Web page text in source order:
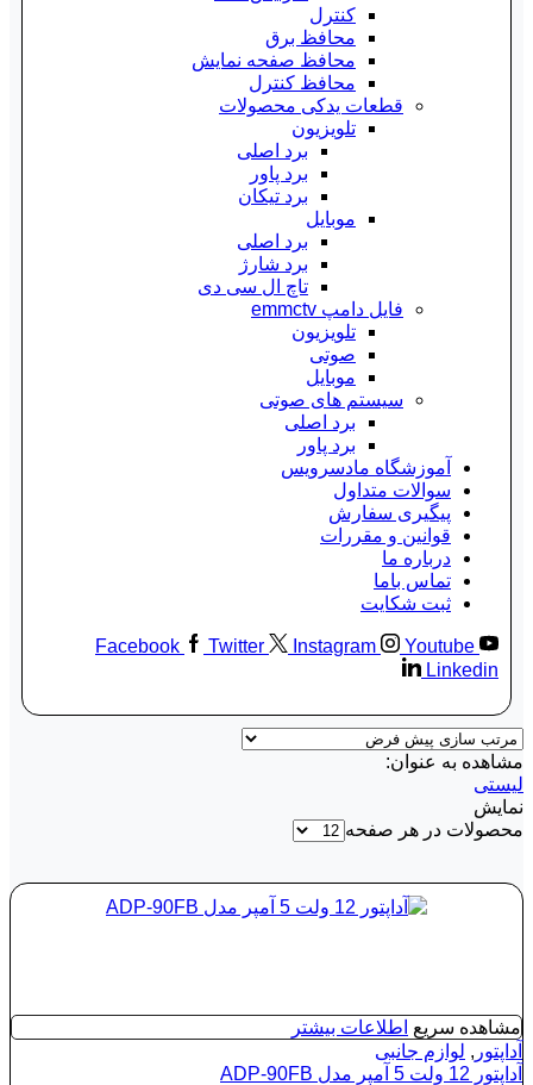
کنترل
محافظ برق
محافظ صفحه نمایش
محافظ کنترل
قطعات یدکی محصولات
تلویزیون
برد اصلی
برد پاور
برد تیکان
موبایل
برد اصلی
برد شارژ
تاچ ال سی دی
فایل دامپ emmctv
تلویزیون
صوتی
موبایل
سیستم های صوتی
برد اصلی
برد پاور
آموزشگاه مادسرویس
سوالات متداول
پیگیری سفارش
قوانین و مقررات
درباره ما
تماس باما
ثبت شکایت
Facebook Twitter Instagram
Youtube
Linkedin
مشاهده به عنوان:
لیستی
نمایش
محصولات در هر صفحه
مشاهده سریع اطلاعات بیشتر
آداپتور , لوازم جانبی
آداپتور 12 ولت 5‌ آمپر مدل ADP-90FB